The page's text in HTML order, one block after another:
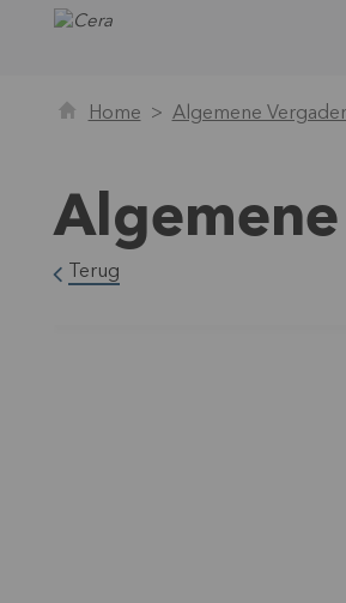
Home Algemene
Terug